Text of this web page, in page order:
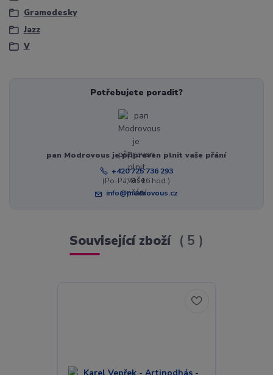
Gramodesky
Jazz
V
Potřebujete poradit?
pan Modrovous je připraven plnit vaše přání
+420 725 736 293
(Po-Pá, 8 - 16 hod.)
info@modrovous.cz
Související zboží 5